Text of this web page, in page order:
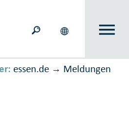
essen.de → Meldungen